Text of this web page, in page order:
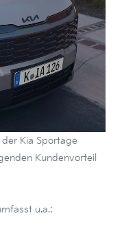
Kia Sportage
Kundenvorteil
u.a.: